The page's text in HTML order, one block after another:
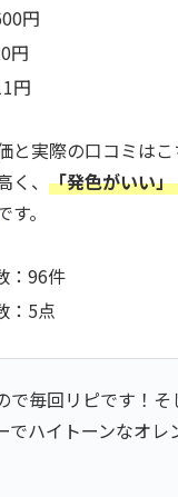
円
円
円
と実際の口コミはこ
く、 「発色がいい
す。
：96件
：5点
で毎回リピです！そ
でハイトーンなオレ